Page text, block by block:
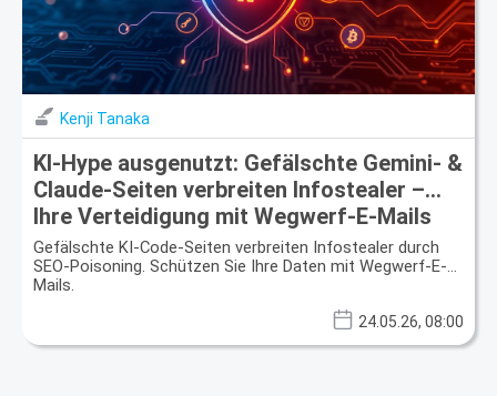
Kenji Tanaka
KI-Hype ausgenutzt: Gefälschte Gemini- &
Claude-Seiten verbreiten Infostealer –
Ihre Verteidigung mit Wegwerf-E-Mails
Gefälschte KI-Code-Seiten verbreiten Infostealer durch
SEO-Poisoning. Schützen Sie Ihre Daten mit Wegwerf-E-
Mails.
24.05.26, 08:00